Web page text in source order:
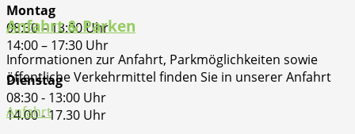
Montag
08:30 – 13:00 Uhr
14:00 – 17:30 Uhr
Dienstag
08:30 - 13:00 Uhr
14.00 - 17.30 Uhr
Anfahrt & Parken
Informationen zur Anfahrt, Parkmöglichkeiten sowie
öffentliche Verkehrmittel finden Sie in unserer Anfahrt
Anfahrt